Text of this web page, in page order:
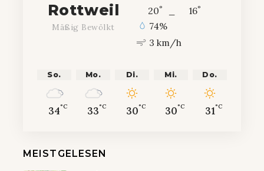
Rottweil
Mäßig Bewölkt
20° 16°
74%
3 km/h
So.
34°C
Mo.
33°C
Di.
30°C
Mi.
30°C
Do.
31°C
MEISTGELESEN